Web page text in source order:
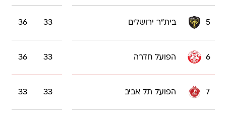
5 בית"ר ירושלים 33
36
6 הפועל חדרה 33
36
7 הפועל תל אביב 33
33